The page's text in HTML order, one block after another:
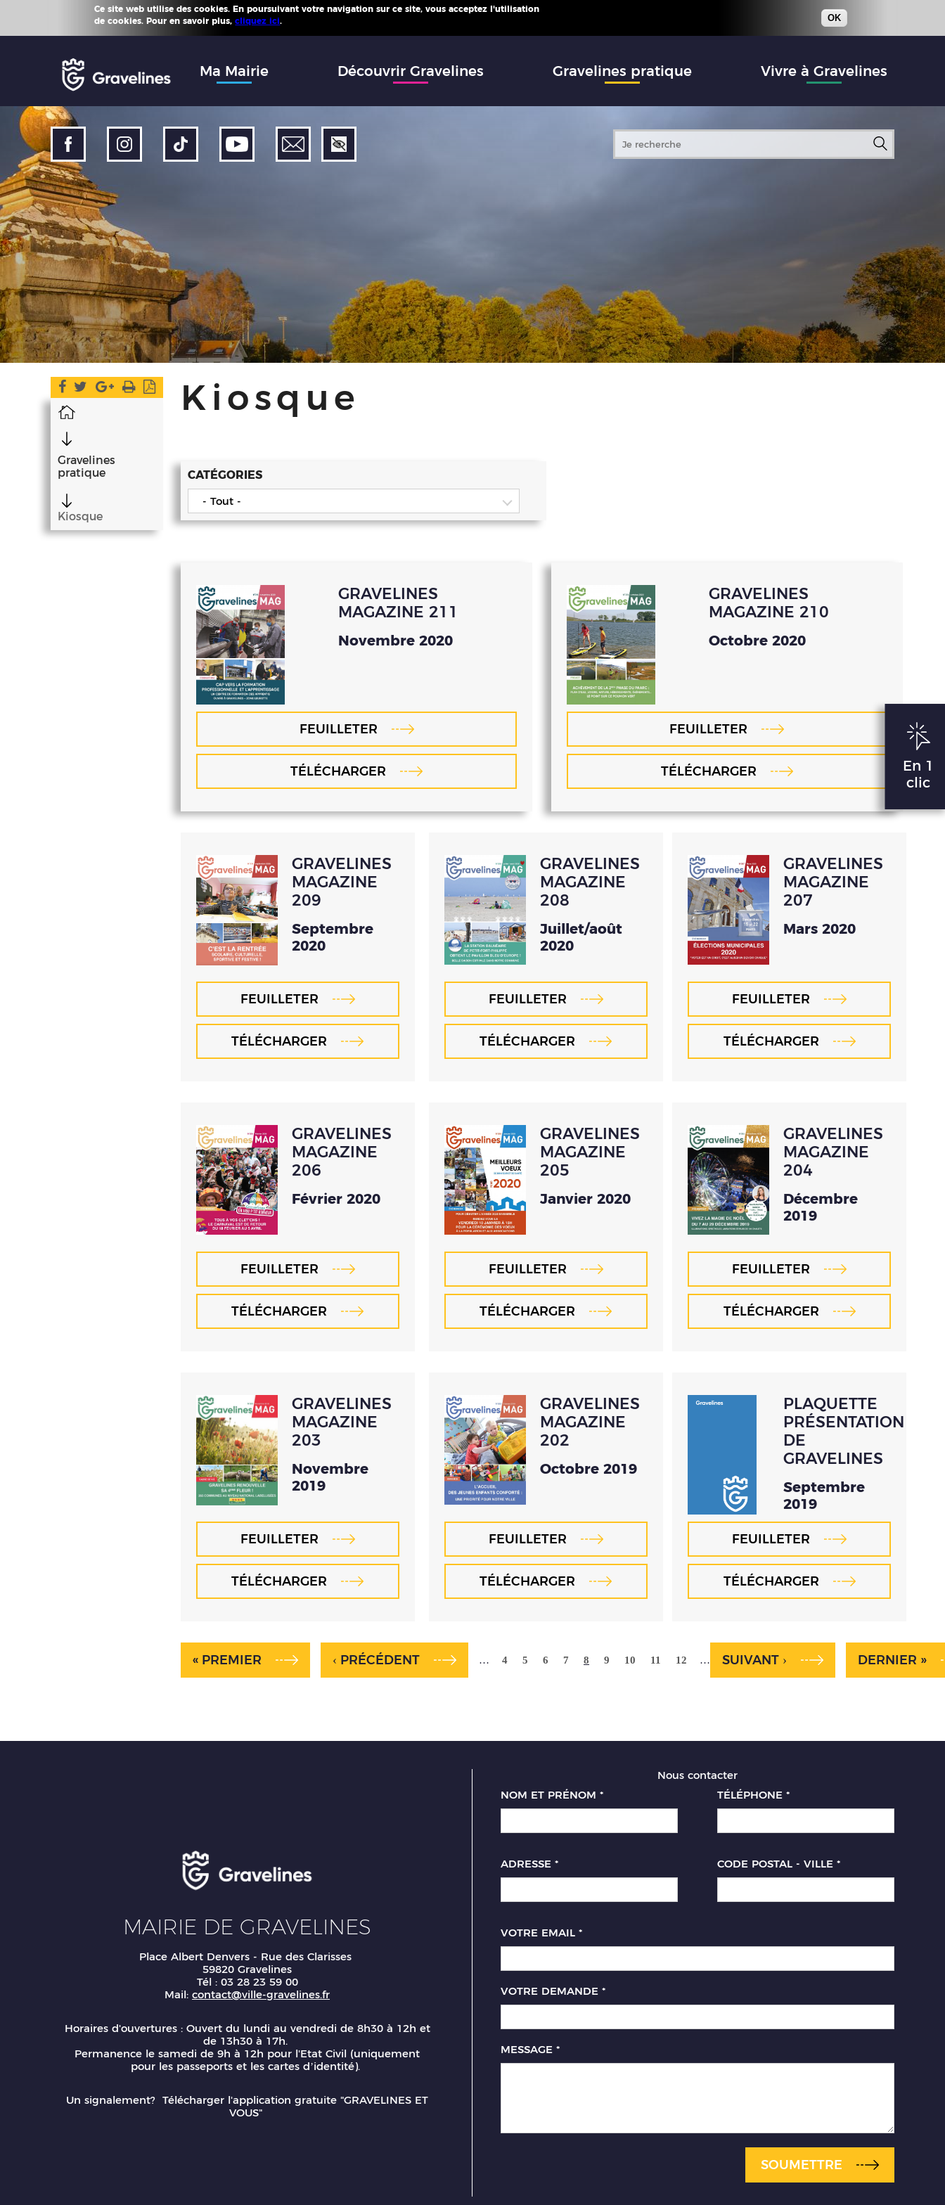
Ce site web utilise des cookies. En poursuivant votre navigation sur ce site, vous acceptez l'utilisation
de cookies. Pour en savoir plus,cliquez ici. OK
En 1
clic
Ma Mairie Découvrir Gravelines Gravelines pratique Vivre à Gravelines
Accueil
Gravelines
pratique
Kiosque
Kiosque
CATÉGORIES
- Tout -
GRAVELINES
MAGAZINE 211
Novembre 2020
FEUILLETER
TÉLÉCHARGER
GRAVELINES
MAGAZINE 210
Octobre 2020
FEUILLETER
TÉLÉCHARGER
GRAVELINES
MAGAZINE
209
Septembre
2020
FEUILLETER
TÉLÉCHARGER
GRAVELINES
MAGAZINE
208
Juillet/août
2020
FEUILLETER
TÉLÉCHARGER
GRAVELINES
MAGAZINE
207
Mars 2020
FEUILLETER
TÉLÉCHARGER
GRAVELINES
MAGAZINE
206
Février 2020
FEUILLETER
TÉLÉCHARGER
GRAVELINES
MAGAZINE
205
Janvier 2020
FEUILLETER
TÉLÉCHARGER
GRAVELINES
MAGAZINE
204
Décembre
2019
FEUILLETER
TÉLÉCHARGER
GRAVELINES
MAGAZINE
203
Novembre
2019
FEUILLETER
TÉLÉCHARGER
GRAVELINES
MAGAZINE
202
Octobre 2019
FEUILLETER
TÉLÉCHARGER
PLAQUETTE
PRÉSENTATION
DE
GRAVELINES
Septembre
2019
FEUILLETER
TÉLÉCHARGER
« PREMIER ‹ PRÉCÉDENT … 4 5 6 7 8 9 10 11 12 … SUIVANT › DERNIER »
MAIRIE DE GRAVELINES
Place Albert Denvers - Rue des Clarisses
59820 Gravelines
Tél : 03 28 23 59 00
Mail: contact@ville-gravelines.fr
Horaires d'ouvertures : Ouvert du lundi au vendredi de 8h30 à 12h et
de 13h30 à 17h.
Permanence le samedi de 9h à 12h pour l'Etat Civil (uniquement
pour les passeports et les cartes d’identité).
Un signalement? Télécharger l'application gratuite "GRAVELINES ET
VOUS"
Nous contacter
NOM ET PRÉNOM * TÉLÉPHONE *
ADRESSE * CODE POSTAL - VILLE *
VOTRE EMAIL *
VOTRE DEMANDE *
MESSAGE *
SOUMETTRE